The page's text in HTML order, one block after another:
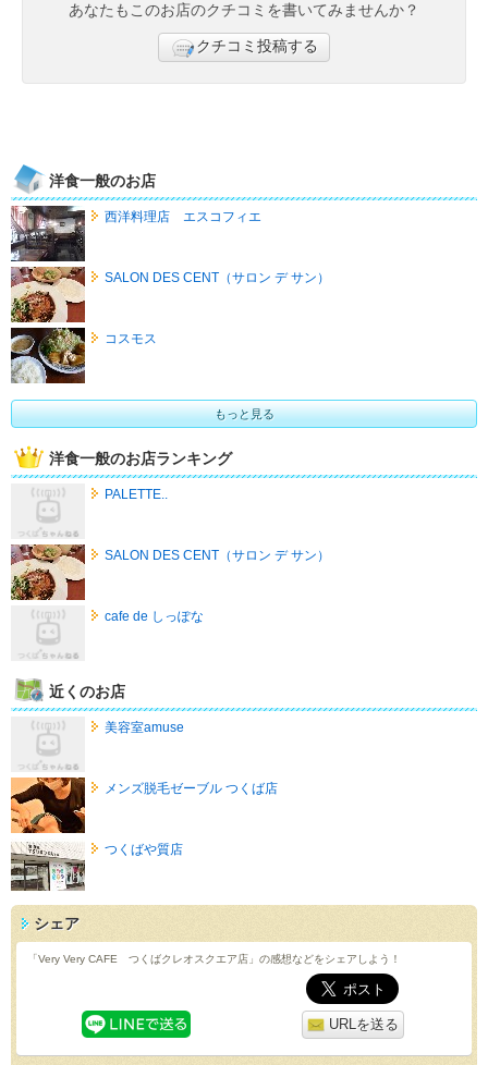
あなたもこのお店のクチコミを書いてみませんか？
クチコミ投稿する
洋食一般のお店
西洋料理店 エスコフィエ
SALON DES CENT（サロン デ サン）
コスモス
もっと見る
洋食一般のお店ランキング
PALETTE..
SALON DES CENT（サロン デ サン）
cafe de しっぽな
近くのお店
美容室amuse
メンズ脱毛ゼーブル つくば店
つくばや質店
シェア
「Very Very CAFE つくばクレオスクエア店」の感想などをシェアしよう！
URLを送る